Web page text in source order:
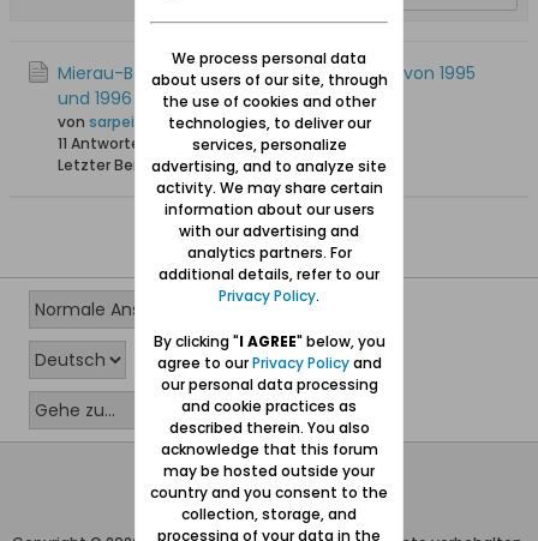
Mierau-Beiträge in den Neuteich-Briefen von 1995
und 1996
von sarpei
11 Antworten
26.687 Hits0 Likes
Letzter Beitrag10.03.2019, 19:28
Wolfgang Naujocks MMXXVI
Powered byvBulletin®
We process personal data
about users of our site, through
the use of cookies and other
technologies, to deliver our
services, personalize
advertising, and to analyze site
activity. We may share certain
information about our users
with our advertising and
analytics partners. For
additional details, refer to our
Privacy Policy.
By clicking "I AGREE" below, you
agree to ourPrivacy Policyand
our personal data processing
and cookie practices as
described therein. You also
acknowledge that this forum
may be hosted outside your
country and you consent to the
collection, storage, and
processing of your data in the